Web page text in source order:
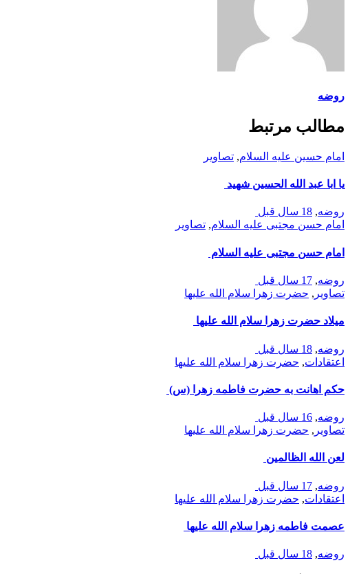
روضه
مطالب مرتبط
امام حسین علیه السلام, تصاوير
یا ابا عبد الله الحسین شهید
روضه, 18 سال قبل
امام حسن مجتبی علیه السلام, تصاوير
امام حسن مجتبی علیه السلام
روضه, 17 سال قبل
تصاوير , حضرت زهرا سلام الله علیها
میلاد حضرت زهرا سلام الله علیها
روضه, 18 سال قبل
اعتقادات, حضرت زهرا سلام الله علیها
حکم اهانت به حضرت فاطمه زهرا (س)
روضه, 16 سال قبل
تصاوير , حضرت زهرا سلام الله علیها
لعن الله الظالمین
روضه, 17 سال قبل
اعتقادات, حضرت زهرا سلام الله علیها
عصمت فاطمه زهرا سلام الله علیها
روضه, 18 سال قبل